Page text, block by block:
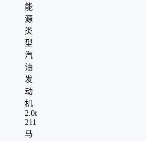
能
源
类
型
汽
油
发
动
机
2.0t
211
马